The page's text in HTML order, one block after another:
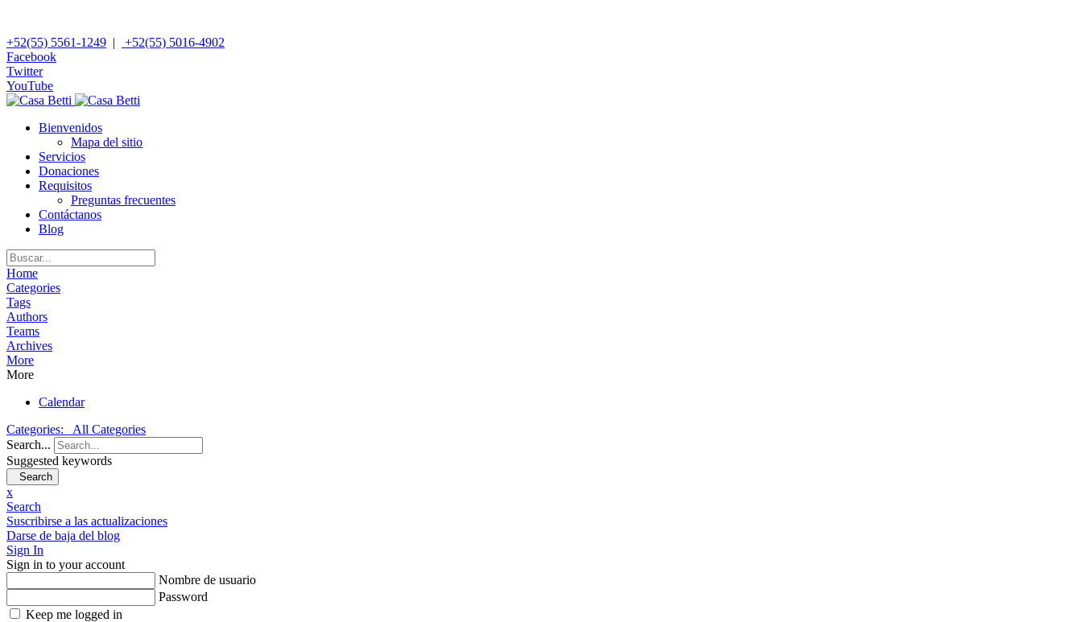
+52(55) 5561-1249 |
+52(55) 5016-4902
Facebook
Twitter
YouTube
Bienvenidos
Mapa del sitio
Servicios
Donaciones
Requisitos
Preguntas frecuentes
Contáctanos
Blog
Home
Categories
Tags
Authors
Teams
Archives
More
More
Calendar
Categories:
All Categories
Search...
Suggested keywords
Search
x
Search
Suscribirse a las actualizaciones
Darse de baja del blog
Sign In
Sign in to your account
Nombre de usuario
Password
Keep me logged in